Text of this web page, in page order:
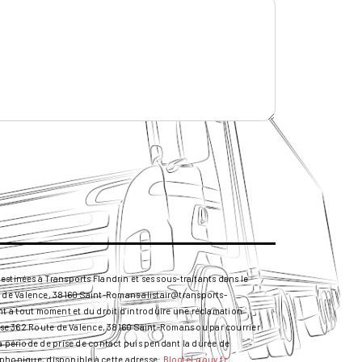
à Transports Flandrin et ses sous-traitants dans le
Valence, 38160 Saint-Romans alistair@transports-
à tout moment et du droit d’introduire une réclamation
362 Route de Valence, 38160 Saint-Romans ou par courrier
de prise de contact puis pendant la durée de
disponible à cette adresse:
Bloctel.gouv.fr.